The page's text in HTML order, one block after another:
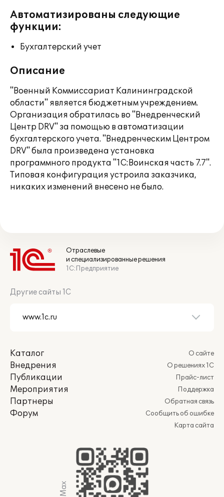
Автоматизированы следующие
функции:
Бухгалтерский учет
Описание
"Военный Коммиссариат Калининградской
области" является бюджетным учреждением.
Организация обратилась во "Внедренческий
Центр DRV" за помощью в автоматизации
бухгалтерского учета. "Внедренческим Центром
DRV" была произведена установка
программного продукта "1С:Воинская часть 7.7".
Типовая конфигурация устроила заказчика,
никаких изменений внесено не было.
Отраслевые
и специализированные решения
1С:Предприятие
Другие сайты 1С
Каталог
Внедрения
Публикации
Мероприятия
Партнеры
Форум
О сайте
О решениях 1С
Прайс-лист
Поддержка
Обратная связь
Сообщить об ошибке
Карта сайта